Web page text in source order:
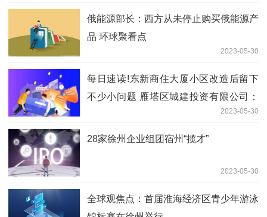
俄能源部长：西方从未停止购买俄能源产
品 环球聚看点
2023-05-30
每日速读!东新商住大厦小区改造后留下
不少小问题 雁塔区城建投资有限公司：
2023-05-30
28家徐州企业组团宿州“揽才”
2023-05-30
全球观焦点：首届淮海经济区青少年游泳